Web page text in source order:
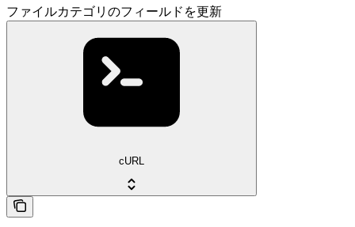
ファイルカテゴリのフィールドを更新
cURL